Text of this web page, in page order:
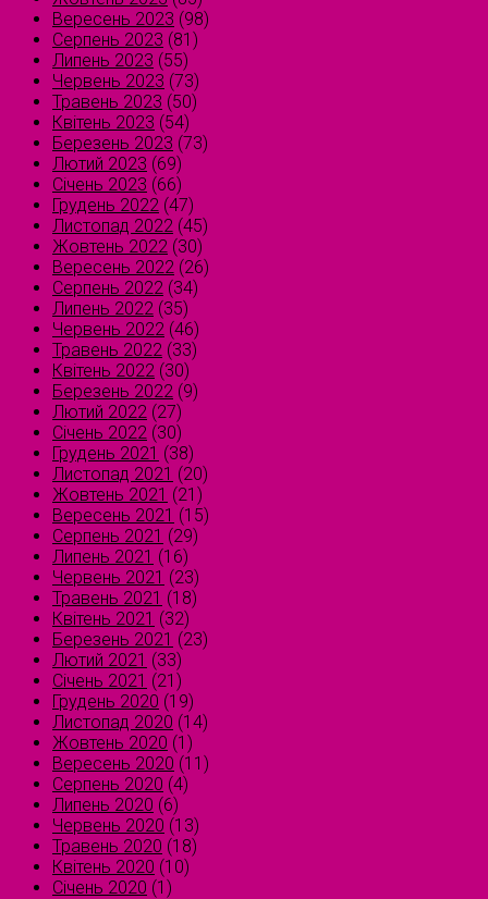
Вересень 2023 (98)
Серпень 2023 (81)
Липень 2023 (55)
Червень 2023 (73)
Травень 2023 (50)
Квітень 2023 (54)
Березень 2023 (73)
Лютий 2023 (69)
Січень 2023 (66)
Грудень 2022 (47)
Листопад 2022 (45)
Жовтень 2022 (30)
Вересень 2022 (26)
Серпень 2022 (34)
Липень 2022 (35)
Червень 2022 (46)
Травень 2022 (33)
Квітень 2022 (30)
Березень 2022 (9)
Лютий 2022 (27)
Січень 2022 (30)
Грудень 2021 (38)
Листопад 2021 (20)
Жовтень 2021 (21)
Вересень 2021 (15)
Серпень 2021 (29)
Липень 2021 (16)
Червень 2021 (23)
Травень 2021 (18)
Квітень 2021 (32)
Березень 2021 (23)
Лютий 2021 (33)
Січень 2021 (21)
Грудень 2020 (19)
Листопад 2020 (14)
Жовтень 2020 (1)
Вересень 2020 (11)
Серпень 2020 (4)
Липень 2020 (6)
Червень 2020 (13)
Травень 2020 (18)
Квітень 2020 (10)
Січень 2020 (1)